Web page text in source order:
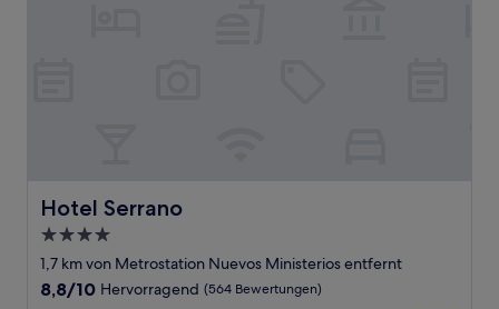
Hotel Serrano
Hotel Serrano
4.0-
Sterne-
Unterkunft
1,7 km von Metrostation Nuevos Ministerios entfernt
8.8
8,8/10 Hervorragend (564 Bewertungen)